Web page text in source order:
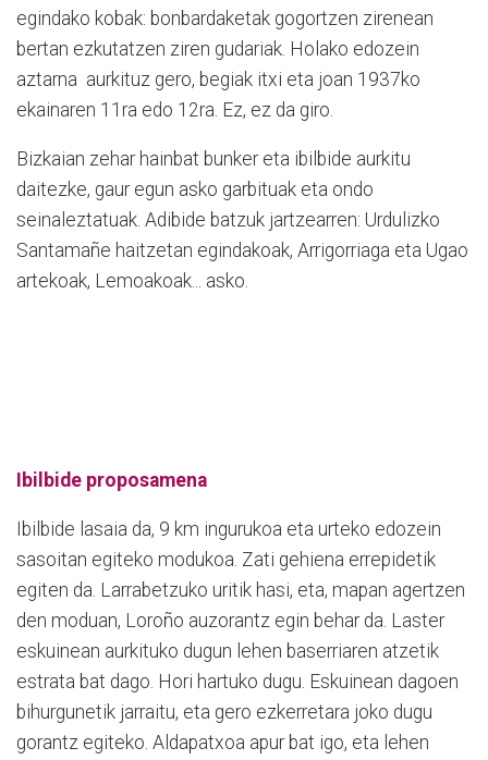
egindako kobak: bonbardaketak gogortzen zirenean
bertan ezkutatzen ziren gudariak. Holako edozein
aztarna aurkituz gero, begiak itxi eta joan 1937ko
ekainaren 11ra edo 12ra. Ez, ez da giro.
Bizkaian zehar hainbat bunker eta ibilbide aurkitu
daitezke, gaur egun asko garbituak eta ondo
seinaleztatuak. Adibide batzuk jartzearren: Urdulizko
Santamañe haitzetan egindakoak, Arrigorriaga eta Ugao
artekoak, Lemoakoak... asko.
Ibilbide proposamena
Ibilbide lasaia da, 9 km ingurukoa eta urteko edozein
sasoitan egiteko modukoa. Zati gehiena errepidetik
egiten da. Larrabetzuko uritik hasi, eta, mapan agertzen
den moduan, Loroño auzorantz egin behar da. Laster
eskuinean aurkituko dugun lehen baserriaren atzetik
estrata bat dago. Hori hartuko dugu. Eskuinean dagoen
bihurgunetik jarraitu, eta gero ezkerretara joko dugu
gorantz egiteko. Aldapatxoa apur bat igo, eta lehen